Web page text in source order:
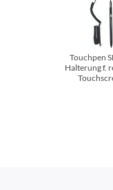
Touchpen
Halterung f.